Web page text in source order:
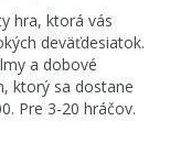
hra, ktorá vás
deväťdesiatok.
a dobové
ktorý sa dostane
Pre 3-20 hráčov.